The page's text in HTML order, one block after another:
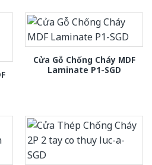
Cửa Gỗ Chống Cháy MDF
Laminate P1-SGD